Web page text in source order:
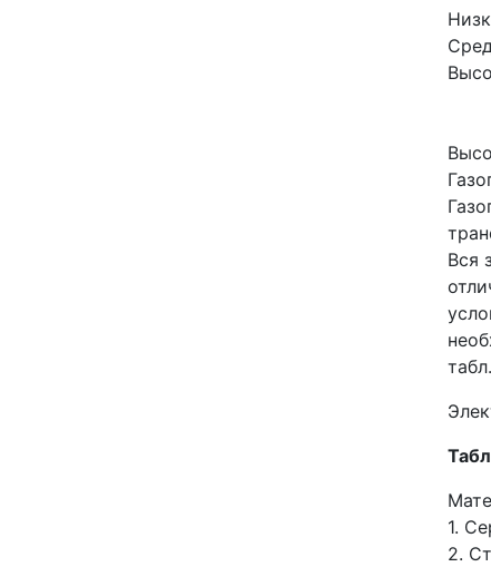
Вся
1.
2.